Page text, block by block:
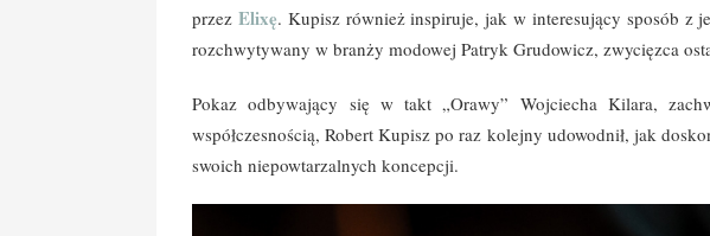
przez Elixę. Kupisz również inspiruje, jak w interesujący sposób z
rozchwytywany w branży modowej Patryk Grudowicz, zwycięzca
Pokaz odbywający się w takt „Orawy” Wojciecha Kilara,
współczesnością, Robert Kupisz po raz kolejny udowodnił, jak
swoich niepowtarzalnych koncepcji.